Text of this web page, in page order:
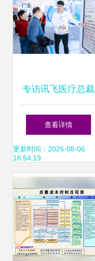
专访讯飞医疗总裁
陶晓东 让AI成为每
个医生的诊疗助
理、每个人的健康
助手
查看详情
更新时间：2026-08-06
18:54:19